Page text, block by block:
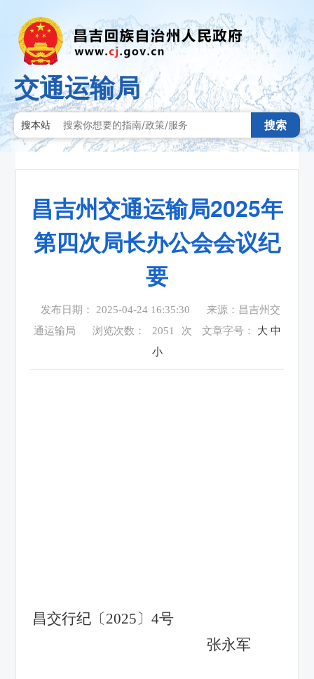
交通运输局
搜本站 搜索
昌吉州交通运输局2025年
第四次局长办公会会议纪
要
发布日期： 2025-04-24 16:35:30
来源：昌吉州交
通运输局
浏览次数： 2051 次 文章字号： 大 中
小
昌交行纪〔2025〕 4号
张永军